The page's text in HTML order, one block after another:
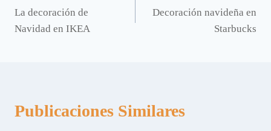
de
La decoración de
Navidad en IKEA
Decoración navideña en
Starbucks
Publicaciones Similares